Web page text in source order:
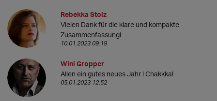
Rebekka Stolz
Vielen Dank für die klare und kompakte
Zusammenfassung!
10.01.2023 09:19
Wini Gropper
Allen ein gutes neues Jahr ! Chakkka!
05.01.2023 12:52